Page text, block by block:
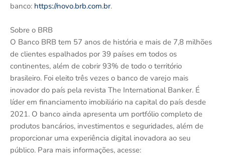
banco: https://novo.brb.com.br.
Sobre o BRB
O Banco BRB tem 57 anos de história e mais de 7,8 milhões
de clientes espalhados por 39 países em todos os
continentes, além de cobrir 93% de todo o território
brasileiro. Foi eleito três vezes o banco de varejo mais
inovador do país pela revista The International Banker. É
líder em financiamento imobiliário na capital do país desde
2021. O banco ainda apresenta um portfólio completo de
produtos bancários, investimentos e seguridades, além de
proporcionar uma experiência digital inovadora ao seu
público. Para mais informações, acesse: